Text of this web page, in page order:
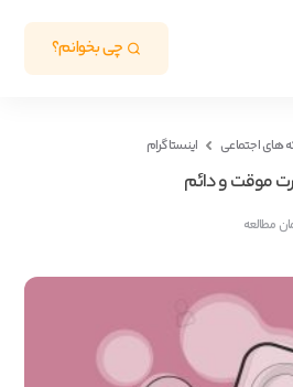
چی بخوانم؟
های اجتماعی اینستاگرام
موقت و دائم